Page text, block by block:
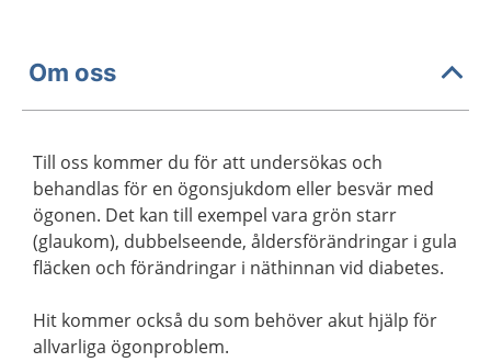
Om oss
Till oss kommer du för att undersökas och
behandlas för en ögonsjukdom eller besvär med
ögonen. Det kan till exempel vara grön starr
(glaukom), dubbelseende, åldersförändringar i gula
fläcken och förändringar i näthinnan vid diabetes.
Hit kommer också du som behöver akut hjälp för
allvarliga ögonproblem.